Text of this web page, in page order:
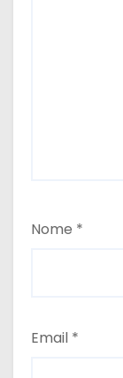
Nome *
Email *